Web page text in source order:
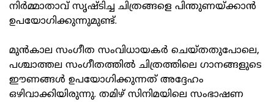
നിർമ്മാതാവ് സൃഷ്ടിച്ച ചിത്രങ്ങളെ പിന്തുണയ്ക്കാൻ
ഉപയോഗിക്കുന്നുമുണ്ട്.
മുൻകാല സംഗീത സംവിധായകർ ചെയ്തതുപോലെ,
പശ്ചാത്തല സംഗീതത്തിൽ ചിത്രത്തിലെ ഗാനങ്ങളുടെ
ഈണങ്ങൾ ഉപയോഗിക്കുന്നത് അദ്ദേഹം
ഒഴിവാക്കിയിരുന്നു. തമിഴ് സിനിമയിലെ സംഭാഷണ